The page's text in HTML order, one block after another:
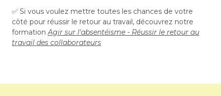
✅ Si vous voulez mettre toutes les chances de votre
côté pour réussir le retour au travail, découvrez notre
formationAgir sur l'absentéisme - Réussir le retour au
travail des collaborateurs